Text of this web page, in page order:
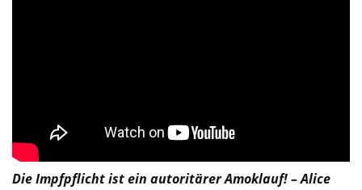
Die Impfpflicht ist ein autoritärer Amoklauf! – Alice